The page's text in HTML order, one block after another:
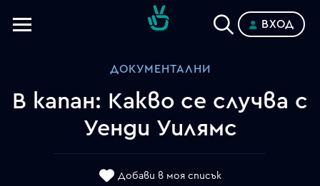
ВХОД
ДОКУМЕНТАЛНИ
В капан: Какво се случва с
Уенди Уилямс
Добави в моя списък